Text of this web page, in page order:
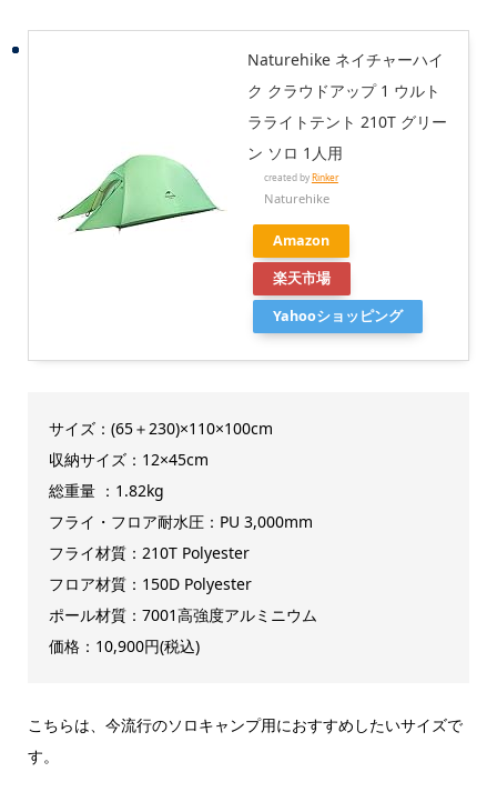
Naturehike ネイチャーハイ
ク クラウドアップ 1 ウルト
ラライトテント 210T グリー
ン ソロ 1人用
created byRinker
Naturehike
Amazon
楽天市場
Yahooショッピング
サイズ：(65＋230)×110×100cm
収納サイズ：12×45cm
総重量 ：1.82kg
フライ・フロア耐水圧：PU 3,000mm
フライ材質：210T Polyester
フロア材質：150D Polyester
ポール材質：7001高強度アルミニウム
価格：10,900円(税込)
こちらは、今流行のソロキャンプ用におすすめしたいサイズで
す。